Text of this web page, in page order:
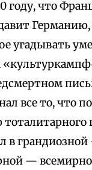
году, что
Германию,
угадывать
все то, что
в
—